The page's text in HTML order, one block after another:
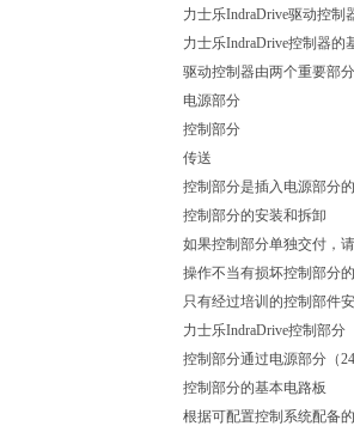
力士乐IndraDrive驱动控制
力士乐IndraDrive控制器的
驱动控制器由两个重要部
电源部分
控制部分
传送
控制部分是插入电源部分
控制部分的安装和拆卸
如果控制部分单独交付，
操作不当有损坏控制部分
只有经过培训的控制部件
力士乐IndraDrive控制部分
控制部分通过电源部分（
控制部分的基本电路板
根据可配置控制系统配备